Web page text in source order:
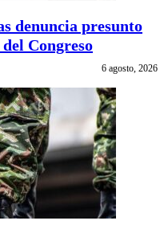
denuncia presunto
Congreso
6 agosto, 2026